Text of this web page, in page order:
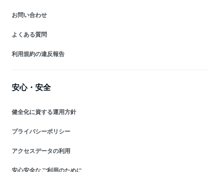
お問い合わせ
よくある質問
利用規約の違反報告
安心・安全
健全化に資する運用方針
プライバシーポリシー
アクセスデータの利用
安心安全なご利用のために